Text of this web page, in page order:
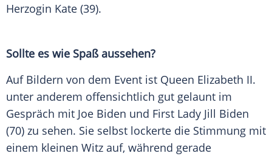
Herzogin Kate (39).
Sollte es wie Spaß aussehen?
Auf Bildern von dem Event ist Queen Elizabeth II.
unter anderem offensichtlich gut gelaunt im
Gespräch mit Joe Biden und First Lady Jill Biden
(70) zu sehen. Sie selbst lockerte die Stimmung mit
einem kleinen Witz auf, während gerade